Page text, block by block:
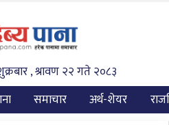
, श्रावण २२ गते २०८३
समाचार अर्थ-शेयर